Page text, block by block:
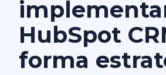
HubSpot
forma